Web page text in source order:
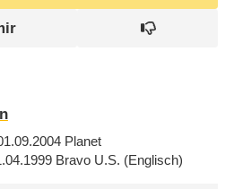
Planet
Bravo U.S. (Englisch)